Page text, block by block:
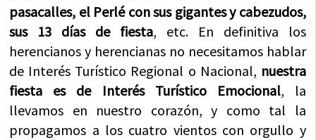
pasacalles, el Perlécon sus gigantes y cabezudos,
sus 13 días de fiesta, etc. En definitiva los
herencianos y herencianas no necesitamos hablar
de Interés Turístico Regional o Nacional, nuestra
fiesta es de Interés Turístico Emocional, la
llevamos en nuestro corazón, y como tal la
propagamos a los cuatro vientos con orgullo y